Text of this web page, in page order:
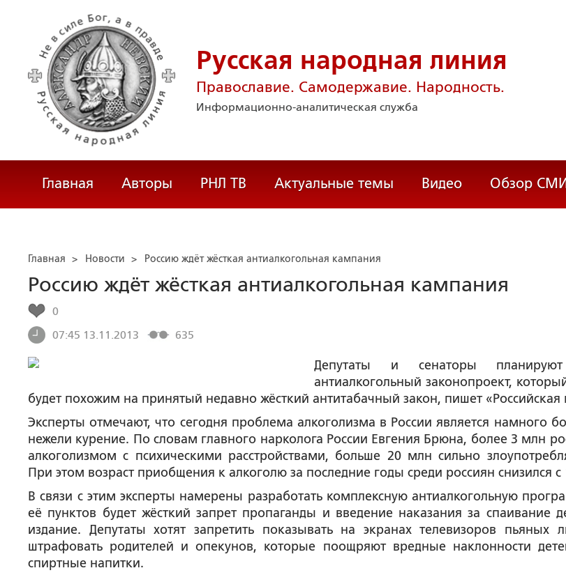
Русская народная линия
Православие. Самодержавие. Народность.
Информационно-аналитическая служба
Главная Авторы РНЛ ТВ Актуальные темы Видео Обзор СМИ
Главная > Новости > Россию ждёт жёсткая антиалкогольная кампания
Россию ждёт жёсткая антиалкогольная кампания
0
07:45 13.11.2013
635
Депутаты и сенаторы планируют
антиалкогольный законопроект,
будет похожим на принятый недавно жёсткий антитабачный закон, пишет «Российская
Эксперты отмечают, что сегодня проблема алкоголизма в России является намного
нежели курение. По словам главного нарколога России Евгения Брюна, более 3 млн
алкоголизмом с психическими расстройствами, больше 20 млн сильно
При этом возраст приобщения к алкоголю за последние годы среди россиян снизился с
В связи с этим эксперты намерены разработать комплексную антиалкогольную
её пунктов будет жёсткий запрет пропаганды и введение наказания за спаивание
издание. Депутаты хотят запретить показывать на экранах телевизоров пьяных
штрафовать родителей и опекунов, которые поощряют вредные наклонности
спиртные напитки.